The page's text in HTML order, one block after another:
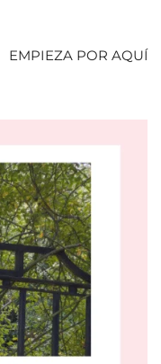
EMPIEZA POR AQUÍ